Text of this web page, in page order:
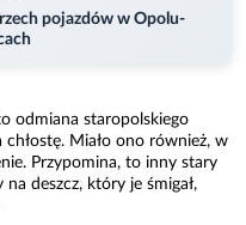
pojazdów w Opolu-
odmiana staropolskiego
Miało ono również, w
Przypomina, to inny stary
deszcz, który je śmigał,